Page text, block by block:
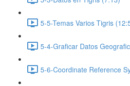
5-5-Temas Varios Tigris
5-4-Graficar Datos
5-6-Coordinate Reference